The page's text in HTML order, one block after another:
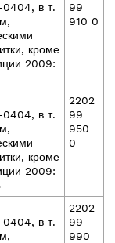
0404, в т.
кроме
2009:
99
910 0
0404, в т.
кроме
2009:
2202
99
950
0
0404, в т.
2202
99
990